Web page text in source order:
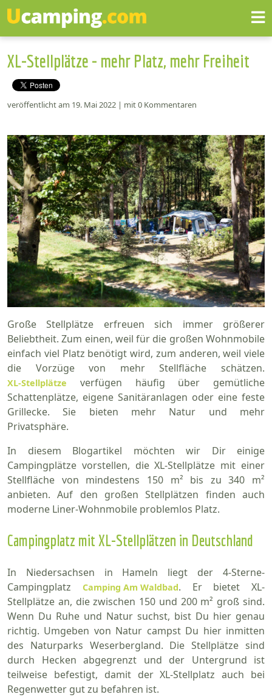
XL-Stellplätze - mehr Platz, mehr Freiheit
veröffentlicht am 19. Mai 2022 | mit 0 Kommentaren
Große Stellplätze erfreuen sich immer größerer
Beliebtheit. Zum einen, weil für die großen Wohnmobile
einfach viel Platz benötigt wird, zum anderen, weil viele
die Vorzüge von mehr Stellfläche schätzen.
XL-Stellplätze
verfügen häufig über gemütliche
Schattenplätze, eigene Sanitäranlagen oder eine feste
Grillecke. Sie bieten mehr Natur und mehr
Privatsphäre.
In diesem Blogartikel möchten wir Dir einige
Campingplätze vorstellen, die XL-Stellplätze mit einer
Stellfläche von mindestens 150 m² bis zu 340 m²
anbieten. Auf den großen Stellplätzen finden auch
moderne Liner-Wohnmobile problemlos Platz.
Campingplatz mit XL-Stellplätzen in Deutschland
In Niedersachsen in Hameln liegt der 4-Sterne-
Campingplatz Camping Am Waldbad. Er bietet XL-
Stellplätze an, die zwischen 150 und 200 m² groß sind.
Wenn Du Ruhe und Natur suchst, bist Du hier genau
richtig. Umgeben von Natur campst Du hier inmitten
des Naturparks Weserbergland. Die Stellplätze sind
durch Hecken abgegrenzt und der Untergrund ist
teilweise befestigt, damit der XL-Stellplatz auch bei
Regenwetter gut zu befahren ist.